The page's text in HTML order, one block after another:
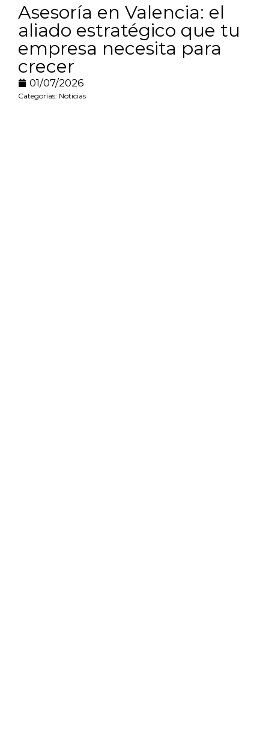
Asesoría en Valencia: el
aliado estratégico que tu
empresa necesita para
crecer
01/07/2026
Categorías: Noticias